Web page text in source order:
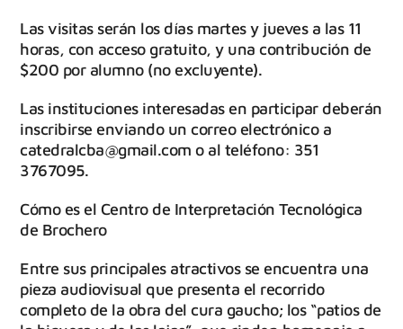
Las visitas serán los días martes y jueves a las 11
horas, con acceso gratuito, y una contribución de
$200 por alumno (no excluyente).
Las instituciones interesadas en participar deberán
inscribirse enviando un correo electrónico a
catedralcba@gmail.com o al teléfono: 351
3767095.
Cómo es el Centro de Interpretación Tecnológica
de Brochero
Entre sus principales atractivos se encuentra una
pieza audiovisual que presenta el recorrido
completo de la obra del cura gaucho; los “patios de